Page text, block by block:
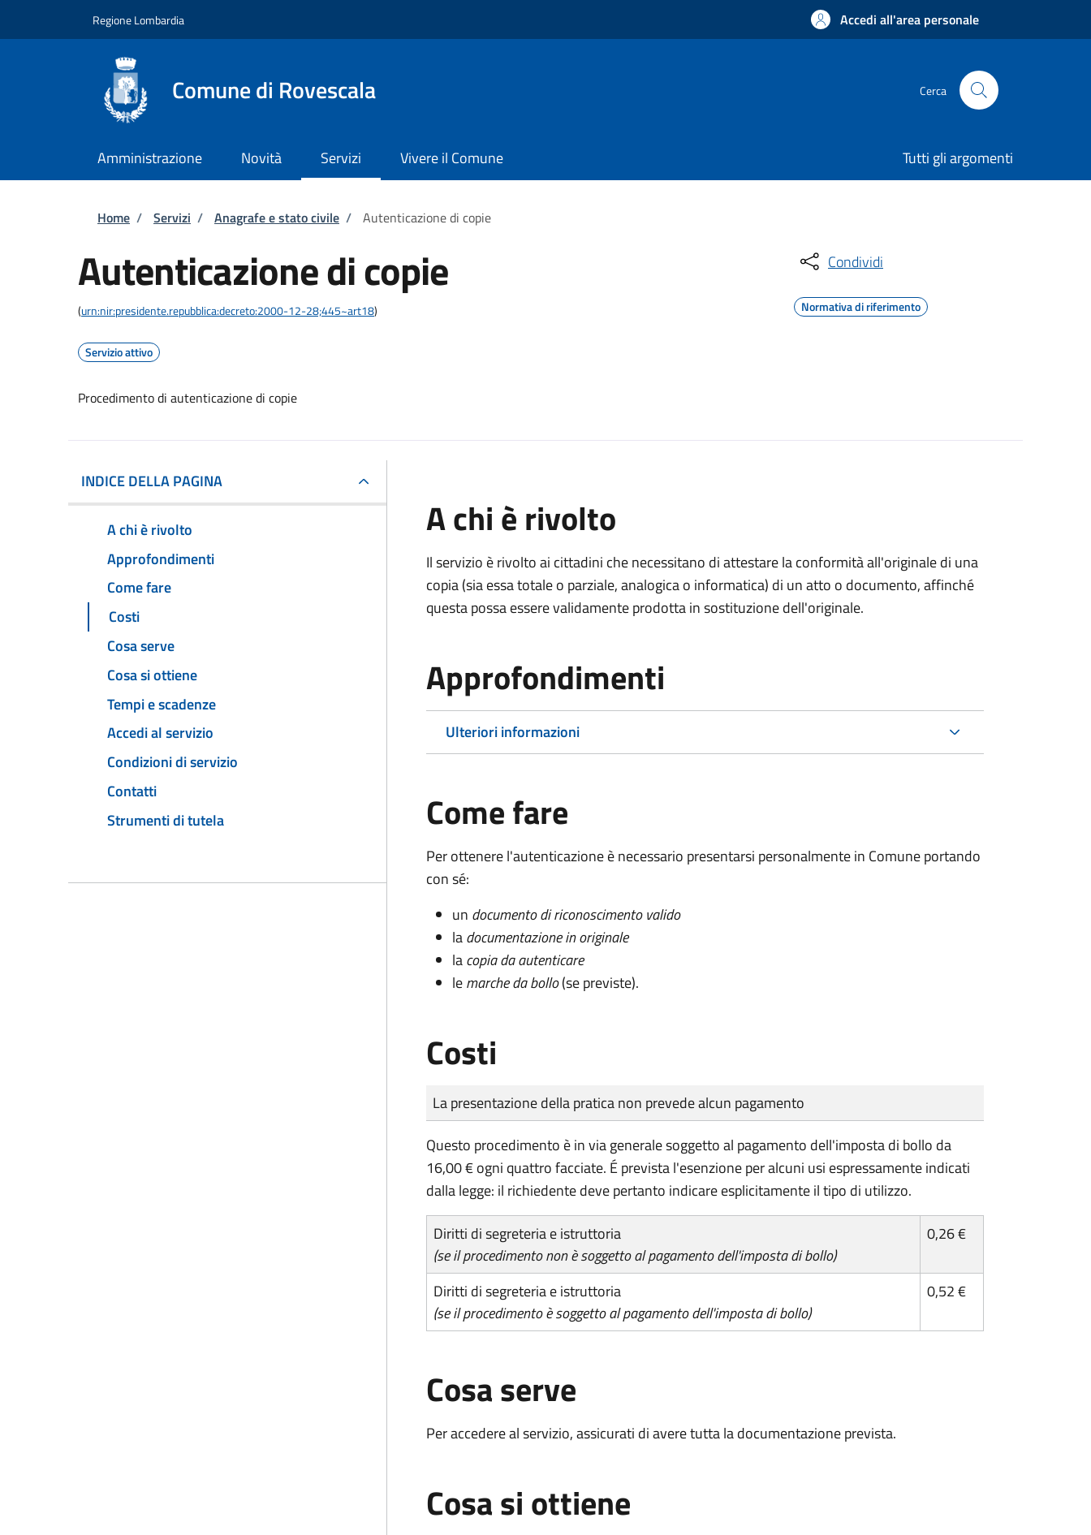
Regione Lombardia Accedi all'area personale
Comune di Rovescala Cerca
Amministrazione Novità Servizi Vivere il Comune Tutti gli argomenti
Briciole di pane
Home / Servizi / Anagrafe e stato civile / Autenticazione di copie
Autenticazione di copie
(urn:nir:presidente.repubblica:decreto:2000-12-28;445~art18)
Servizio attivo
Procedimento di autenticazione di copie
Condividi
Normativa di riferimento
INDICE DELLA PAGINA
A chi è rivolto
Approfondimenti
Come fare
Costi
Cosa serve
Cosa si ottiene
Tempi e scadenze
Accedi al servizio
Condizioni di servizio
Contatti
Strumenti di tutela
A chi è rivolto
Il servizio è rivolto ai cittadini che necessitano di attestare la conformità all'originale di una
copia (sia essa totale o parziale, analogica o informatica) di un atto o documento, affinché
questa possa essere validamente prodotta in sostituzione dell'originale.
Approfondimenti
Ulteriori informazioni
Come fare
Per ottenere l'autenticazione è necessario presentarsi personalmente in Comune portando
con sé:
un documento di riconoscimento valido
ladocumentazione in originale
lacopia da autenticare
lemarche da bollo(se previste).
Costi
Tipo di pagamento
Importo
La presentazione della pratica non prevede alcun pagamento
Questo procedimento è in via generale soggetto al pagamento dell'imposta di bollo da
16,00 € ogni quattro facciate. É prevista l'esenzione per alcuni usi espressamente indicati
dalla legge: il richiedente deve pertanto indicare esplicitamente il tipo di utilizzo.
Diritti di segreteria e istruttoria
(se il procedimento non è soggetto al pagamento dell'imposta di bollo)
0,26 €
Diritti di segreteria e istruttoria
(se il procedimento è soggetto al pagamento dell'imposta di bollo)
0,52 €
Cosa serve
Per accedere al servizio, assicurati di avere tutta la documentazione prevista.
Cosa si ottiene